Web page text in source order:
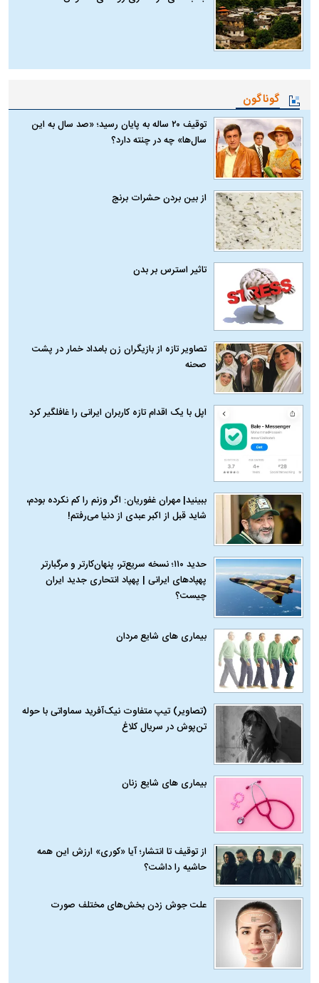
گوناگون
توقیف ۲۰ ساله به پایان رسید؛ «صد سال به این
سال‌ها» چه در چنته دارد؟
از بین بردن حشرات برنج
تاثیر استرس بر بدن
تصاویر تازه از بازیگران زن بامداد خمار در پشت
صحنه
اپل با یک اقدام تازه کاربران ایرانی را غافلگیر کرد
ببینید| مهران غفوریان: اگر وزنم را کم نکرده بودم،
شاید قبل از اکبر عبدی از دنیا می‌رفتم!
حدید ۱۱۰؛ نسخه سریع‌تر، پنهان‌کارتر و مرگبارتر
پهپادهای ایرانی | پهپاد انتحاری جدید ایران
چیست؟
بیماری‌ های شایع مردان
(تصاویر) تیپ متفاوت نیک‌آفرید سماواتی با حوله
تن‌پوش در سریال کلاغ
بیماری‌ های شایع زنان
از توقیف تا انتشار؛ آیا «کوری» ارزش این همه
حاشیه را داشت؟
علت جوش زدن بخش‌های مختلف صورت